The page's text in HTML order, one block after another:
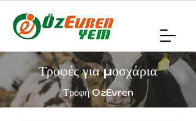
Τροφές για μοσχάρια
Τροφή OzEvren